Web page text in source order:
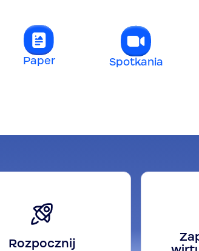
Paper Spotkania
Rozpocznij